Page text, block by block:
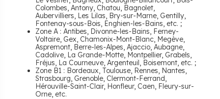
Colombes, Antony, Chatou, Bagnolet,
Aubervilliers, Les Lilas, Bry-sur-Marne, Gentilly,
Fontenay-sous-Bois, Enghien-les-Bains, etc. ;
Zone A : Antibes, Divonne-les-Bains, Ferney-
Voltaire, Gex, Chamonix-Mont-Blanc, Megève,
Aspremont, Berre-les-Alpes, Ajaccio, Aubagne,
Cadolive, La Grande-Motte, Montpellier, Grabels,
Fréjus, La Courneuve, Argenteuil, Boisemont, etc. ;
Zone B1 : Bordeaux, Toulouse, Rennes, Nantes,
Strasbourg, Grenoble, Clermont-Ferrand,
Hérouville-Saint-Clair, Honfleur, Caen, Fleury-sur-
Orne, etc.